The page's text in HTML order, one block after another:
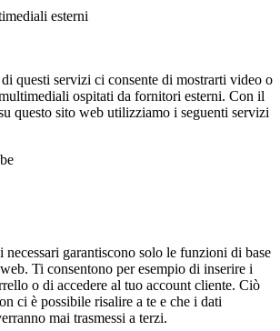
esterni
questi servizi ci consente di mostrarti video o
ospitati da fornitori esterni. Con il
questo sito web utilizziamo i seguenti servizi
necessari garantiscono solo le funzioni di base
Ti consentono per esempio di inserire i
o di accedere al tuo account cliente. Ciò
ci è possibile risalire a te e che i dati
mai trasmessi a terzi.